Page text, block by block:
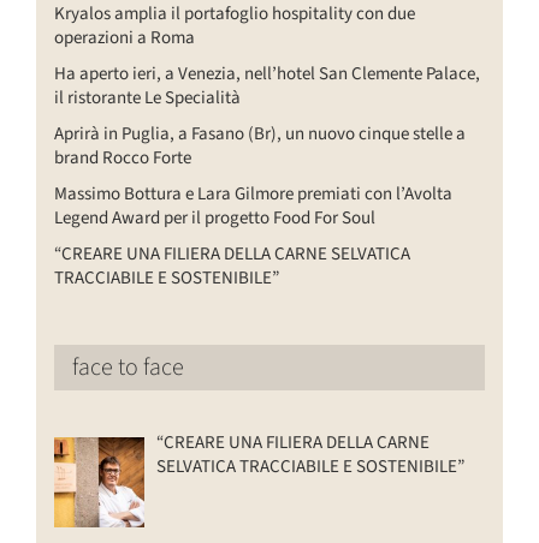
Kryalos amplia il portafoglio hospitality con due
operazioni a Roma
Ha aperto ieri, a Venezia, nell’hotel San Clemente Palace,
il ristorante Le Specialità
Aprirà in Puglia, a Fasano (Br), un nuovo cinque stelle a
brand Rocco Forte
Massimo Bottura e Lara Gilmore premiati con l’Avolta
Legend Award per il progetto Food For Soul
“CREARE UNA FILIERA DELLA CARNE SELVATICA
TRACCIABILE E SOSTENIBILE”
face to face
“CREARE UNA FILIERA DELLA CARNE
SELVATICA TRACCIABILE E SOSTENIBILE”